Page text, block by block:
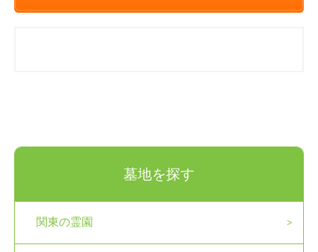
墓地を探す
関東の霊園